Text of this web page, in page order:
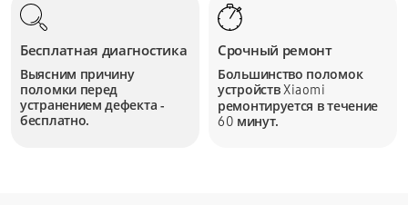
Бесплатная диагностика
Выясним причину
поломки перед
устранением дефекта -
бесплатно.
Срочный ремонт
Большинство поломок
устройствXiaomi
ремонтируется в течение
60 минут.